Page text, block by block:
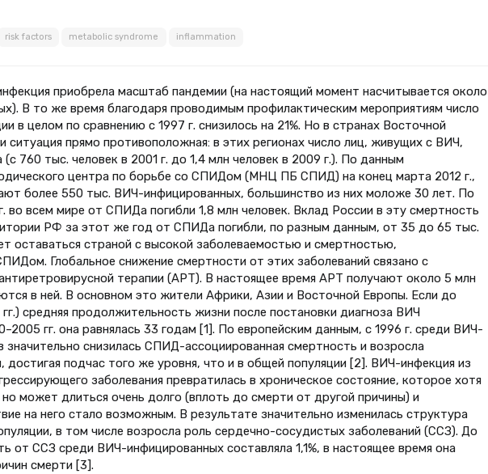
risk factors metabolic syndrome inflammation
приобрела масштаб пандемии (на настоящий момент насчитывается около
В то же время благодаря проводимым профилактическим мероприятиям число
в целом по сравнению с 1997 г. снизилось на 21%. Но в странах Восточной
ситуация прямо противоположная: в этих регионах число лиц, живущих с ВИЧ,
(с 760 тыс. человек в 2001 г. до 1,4 млн человек в 2009 г.). По данным
центра по борьбе со СПИДом (МНЦ ПБ СПИД) на конец марта 2012 г.,
более 550 тыс. ВИЧ-инфицированных, большинство из них моложе 30 лет. По
всем мире от СПИДа погибли 1,8 млн человек. Вклад России в эту смертность
РФ за этот же год от СПИДа погибли, по разным данным, от 35 до 65 тыс.
оставаться страной с высокой заболеваемостью и смертностью,
Глобальное снижение смертности от этих заболеваний связано с
терапии (АРТ). В настоящее время АРТ получают около 5 млн
в ней. В основном это жители Африки, Азии и Восточной Европы. Если до
средняя продолжительность жизни после постановки диагноза ВИЧ
гг. она равнялась 33 годам [1]. По европейским данным, с 1996 г. среди ВИЧ-
значительно снизилась СПИД-ассоциированная смертность и возросла
подчас того же уровня, что и в общей популяции [2]. ВИЧ-инфекция из
заболевания превратилась в хроническое состояние, которое хотя
может длиться очень долго (вплоть до смерти от другой причины) и
на него стало возможным. В результате значительно изменилась структура
в том числе возросла роль сердечно-сосудистых заболеваний (ССЗ). До
от ССЗ среди ВИЧ-инфицированных составляла 1,1%, в настоящее время она
смерти [3].